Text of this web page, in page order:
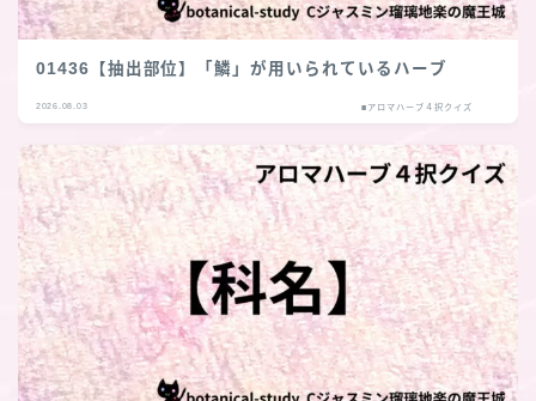
01436【抽出部位】「鱗」が用いられているハーブ
2026.08.03 ■アロマハーブ４択クイズ